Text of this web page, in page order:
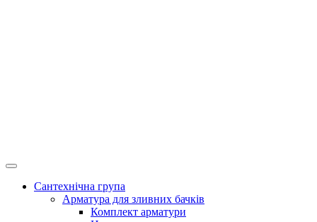
Сантехнічна група
Арматура для зливних бачків
Комплект арматури